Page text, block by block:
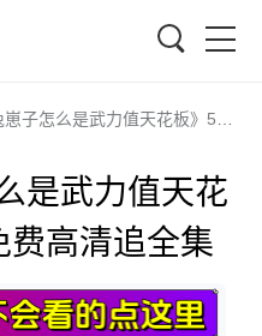
怎么是武力值天花板》53集短剧免费高清追全集
是武力值天花
费高清追全集